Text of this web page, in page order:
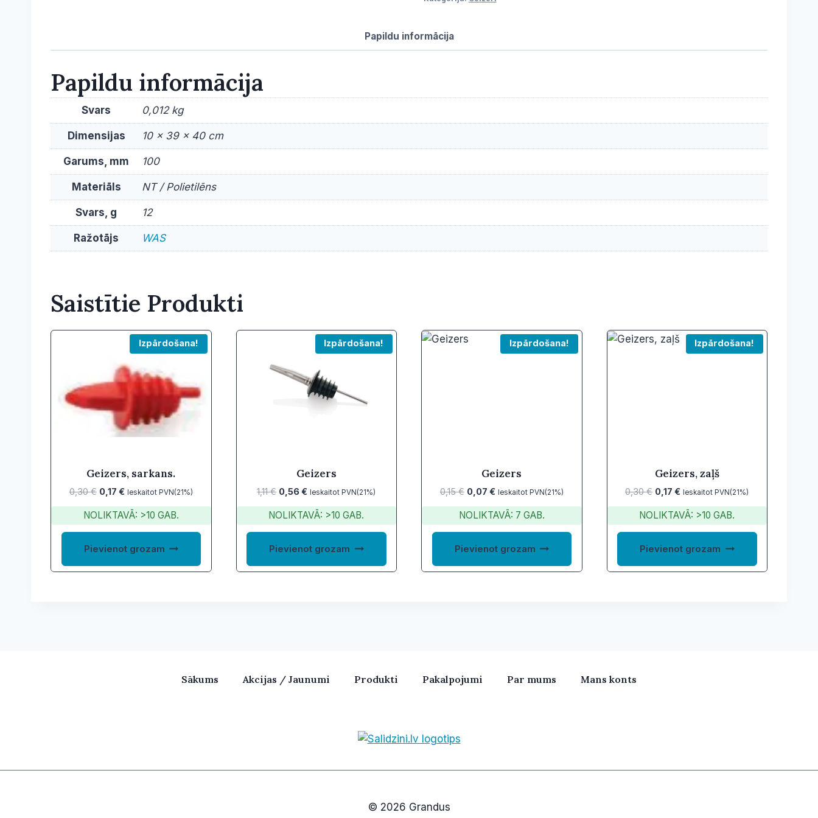
Papildu informācija
Papildu informācija
Svars 0,012 kg
Dimensijas 10 × 39 × 40 cm
Garums, mm 100
Materiāls NT / Polietilēns
Svars, g 12
Ražotājs WAS
Saistītie Produkti
Izpārdošana!
Geizers, sarkans.
0,30€ Original
price
was:
0,30 €.
0,17 €Current
price
is:
0,17 €.
Ieskaitot PVN(21%)
NOLIKTAVĀ: >10 GAB.
Pievienot grozam
Izpārdošana!
Geizers
1,11€ Original
price
was:
1,11 €.
0,56€Current
price
is:
0,56 €.
Ieskaitot PVN(21%)
NOLIKTAVĀ: >10 GAB.
Pievienot grozam
Izpārdošana!
Geizers
0,15€ Original
price
was:
0,15 €.
0,07 €Current
price
is:
0,07 €.
Ieskaitot PVN(21%)
NOLIKTAVĀ: 7 GAB.
Pievienot grozam
Izpārdošana!
Geizers, zaļš
0,30€ Original
price
was:
0,30 €.
0,17€Current
price
is:
0,17 €.
Ieskaitot PVN(21%)
NOLIKTAVĀ: >10 GAB.
Pievienot grozam
Sākums Akcijas / Jaunumi Produkti Pakalpojumi Par mums Mans konts
© 2026 Grandus